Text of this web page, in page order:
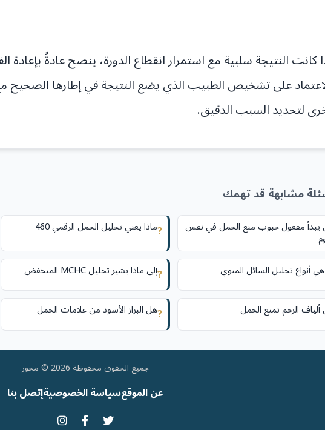
كانت النتيجة سلبية مع استمرار انقطاع الدورة، ينصح عادةً
على تشخيص الطبيب الذي يضع النتيجة في إطارها
لتحديد السبب الدقيق.
مشابهة قد تهمك
مفعول حبوب منع الحمل في نفس ?ماذا يعني تحليل الحمل الرقمي 460
أنواع تحليل السائل المنوي ?إلى ماذا يشير تحليل MCHC المنخفض
الرحم تمنع الحمل ?هل البراز الأسود من علامات الحمل
جميع الحقوق محفوظة 2026 © محور
عن الموقعسياسة الخصوصيةإتصل بنا